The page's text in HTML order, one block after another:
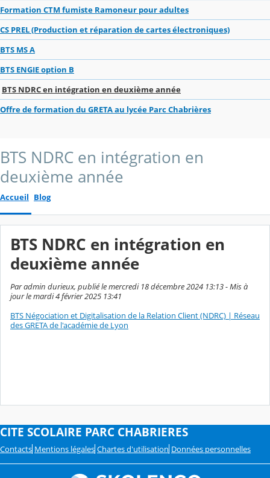
Formation CTM fumiste Ramoneur pour adultes
CS PREL (Production et réparation de cartes électroniques)
BTS MS A
BTS ENGIE option B
BTS NDRC en intégration en deuxième année
Offre de formation du GRETA au lycée Parc Chabrières
BTS NDRC en intégration en
deuxième année
Accueil Blog
BTS NDRC en intégration en
deuxième année
Par admin durieux, publié le mercredi 18 décembre 2024 13:13 - Mis à
jour le mardi 4 février 2025 13:41
BTS Négociation et Digitalisation de la Relation Client (NDRC) | Réseau
des GRETA de l'académie de Lyon
CITE SCOLAIRE PARC CHABRIERES
Contacts Mentions légales Chartes d'utilisation Données personnelles